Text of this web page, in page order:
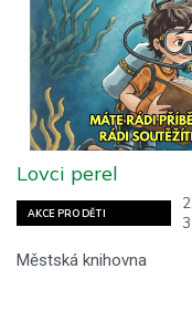
AKCE PRO DĚTI
Lovci perel
Městská knihovna